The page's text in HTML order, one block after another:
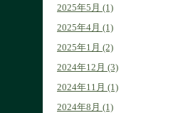
2025年5月 (1)
2025年4月 (1)
2025年1月 (2)
2024年12月 (3)
2024年11月 (1)
2024年8月 (1)